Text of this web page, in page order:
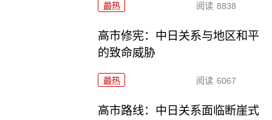
最热 阅读 8838
高市修宪：中日关系与地区和平
的致命威胁
最热 阅读 6067
高市路线：中日关系面临断崖式